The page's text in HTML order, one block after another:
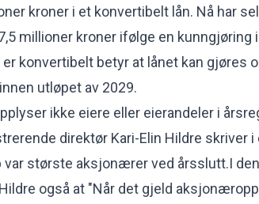
kroner i et konvertibelt lån. Nå har
millioner kroner ifølge en kunngjøring
er konvertibelt betyr at lånet kan gjøres
utløpet av 2029.
ikke eiere eller eierandeler i
direktør Kari-Elin Hildre skriver i
var største aksjonærer ved årsslutt.I
også at "Når det gjeld